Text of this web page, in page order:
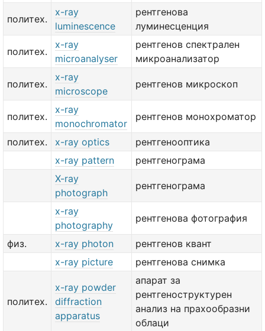
политех.
x-ray
luminescence
рентгенова
луминесценция
политех.
x-ray
microanalyser
рентгенов спектрален
микроанализатор
политех.
x-ray
microscope
рентгенов микроскоп
политех.
x-ray
monochromator
рентгенов монохроматор
политех. x-ray optics
рентгенооптика
x-ray pattern
рентгенограма
X-ray
photograph
рентгенограма
x-ray
photography
рентгенова фотография
физ. x-ray photon
рентгенов квант
x-ray picture
рентгенова снимка
политех.
x-ray powder
diffraction
apparatus
апарат за
рентгеноструктурен
анализ на прахообразни
облаци